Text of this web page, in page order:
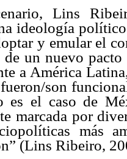
Lins
ideología
y emular el
de un nuevo
a América
son
es el caso de
marcada por
más
(Lins Ribeiro,